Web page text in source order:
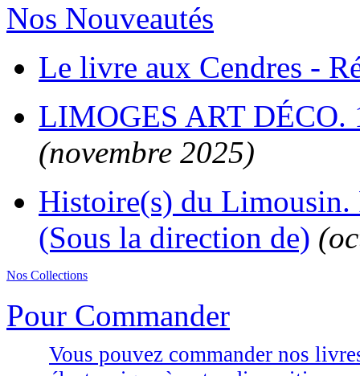
Nos Nouveautés
Le livre aux Cendres -
LIMOGES ART
(novembre 2025)
Histoire(s) du Limousin.
(Sous la direction de)
Nos Collections
Pour Commander
Vous pouvez commander nos